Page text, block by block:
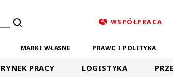
WSPÓŁPRACA
MARKI WŁASNE PRAWO I POLITYKA
RYNEK PRACY LOGISTYKA